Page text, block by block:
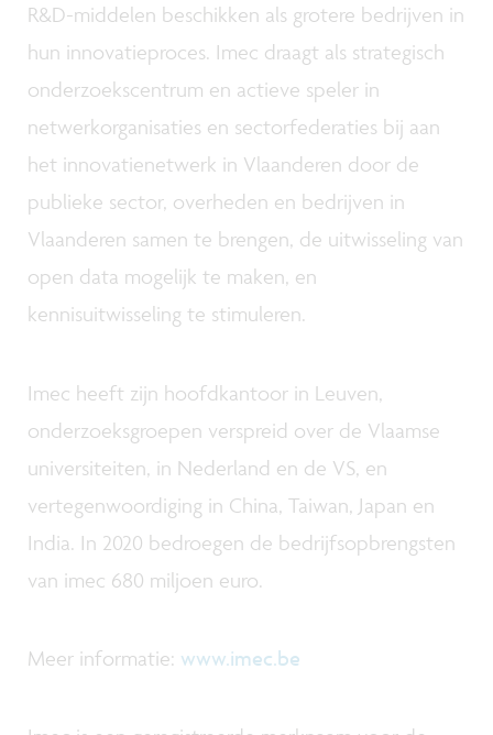
R&D-middelen beschikken als grotere bedrijven in
hun innovatieproces. Imec draagt als strategisch
onderzoekscentrum en actieve speler in
netwerkorganisaties en sectorfederaties bij aan
het innovatienetwerk in Vlaanderen door de
publieke sector, overheden en bedrijven in
Vlaanderen samen te brengen, de uitwisseling van
open data mogelijk te maken, en
kennisuitwisseling te stimuleren.
Imec heeft zijn hoofdkantoor in Leuven,
onderzoeksgroepen verspreid over de Vlaamse
universiteiten, in Nederland en de VS, en
vertegenwoordiging in China, Taiwan, Japan en
India. In 2020 bedroegen de bedrijfsopbrengsten
van imec 680 miljoen euro.
Meer informatie: www.imec.be